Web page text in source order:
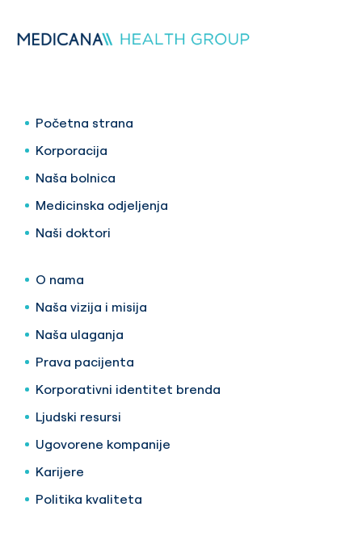
Početna strana
Korporacija
Naša bolnica
Medicinska odjeljenja
Naši doktori
O nama
Naša vizija i misija
Naša ulaganja
Prava pacijenta
Korporativni identitet brenda
Ljudski resursi
Ugovorene kompanije
Karijere
Politika kvaliteta